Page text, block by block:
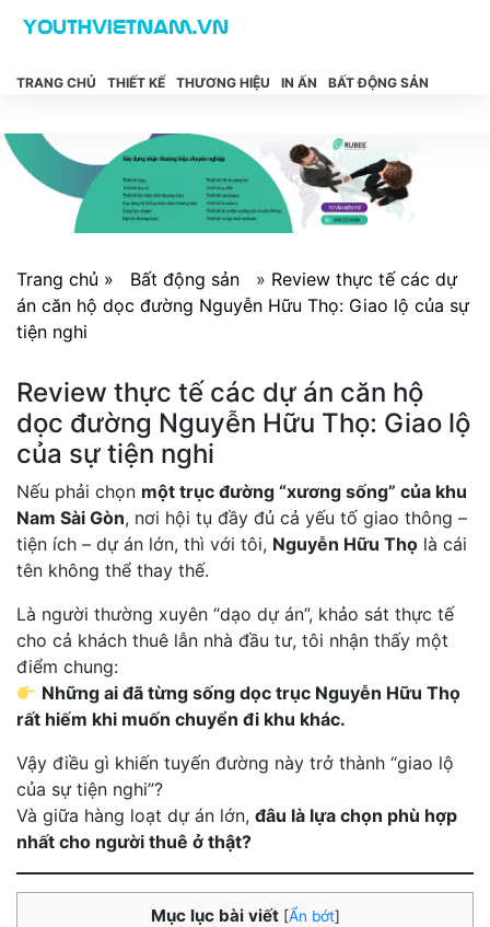
TRANG CHỦ THIẾT KẾ THƯƠNG HIỆU IN ẤN BẤT ĐỘNG SẢN
Trang chủ » Bất động sản » Review thực tế các dự
án căn hộ dọc đường Nguyễn Hữu Thọ: Giao lộ của sự
tiện nghi
Review thực tế các dự án căn hộ
dọc đường Nguyễn Hữu Thọ: Giao lộ
của sự tiện nghi
Nếu phải chọn một trục đường “xương sống” của khu
Nam Sài Gòn, nơi hội tụ đầy đủ cả yếu tố giao thông –
tiện ích – dự án lớn, thì với tôi, Nguyễn Hữu Thọ là cái
tên không thể thay thế.
Là người thường xuyên “dạo dự án”, khảo sát thực tế
cho cả khách thuê lẫn nhà đầu tư, tôi nhận thấy một
điểm chung:
Những ai đã từng sống dọc trục Nguyễn Hữu Thọ
rất hiếm khi muốn chuyển đi khu khác.
Vậy điều gì khiến tuyến đường này trở thành “giao lộ
của sự tiện nghi”?
Và giữa hàng loạt dự án lớn, đâu là lựa chọn phù hợp
nhất cho người thuê ở thật?
Mục lục bài viết [Ẩn bớt]